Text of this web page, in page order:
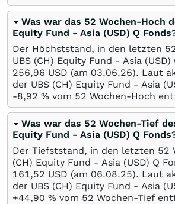
Was war das 52 Wochen-Hoch
Equity Fund - Asia (USD) Q
Der Höchststand, in den letzten
UBS (CH) Equity Fund - Asia (USD)
256,96 USD (am 03.06.26). Laut
der UBS (CH) Equity Fund - Asia
-8,92 % vom 52 Wochen-Hoch
Was war das 52 Wochen-Tief
Equity Fund - Asia (USD) Q
Der Tiefststand, in den letzten 52
(CH) Equity Fund - Asia (USD) Q
161,52 USD (am 06.08.25). Laut
der UBS (CH) Equity Fund - Asia
+44,90 % vom 52 Wochen-Tief